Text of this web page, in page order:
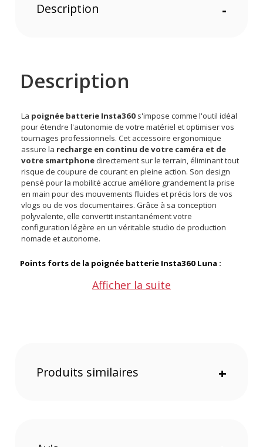
Description -
Description
La poignée batterie Insta360 s'impose comme l'outil idéal
pour étendre l'autonomie de votre matériel et optimiser vos
tournages professionnels. Cet accessoire ergonomique
assure la recharge en continu de votre caméra et de
votre smartphone directement sur le terrain, éliminant tout
risque de coupure de courant en pleine action. Son design
pensé pour la mobilité accrue améliore grandement la prise
en main pour des mouvements fluides et précis lors de vos
vlogs ou de vos documentaires. Grâce à sa conception
polyvalente, elle convertit instantanément votre
configuration légère en un véritable studio de production
nomade et autonome.
Points forts de la poignée batterie Insta360 Luna :
Afficher la suite
Produits similaires +